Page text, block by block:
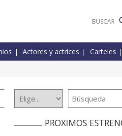
Actores y actrices Carteles
PROXIMOS